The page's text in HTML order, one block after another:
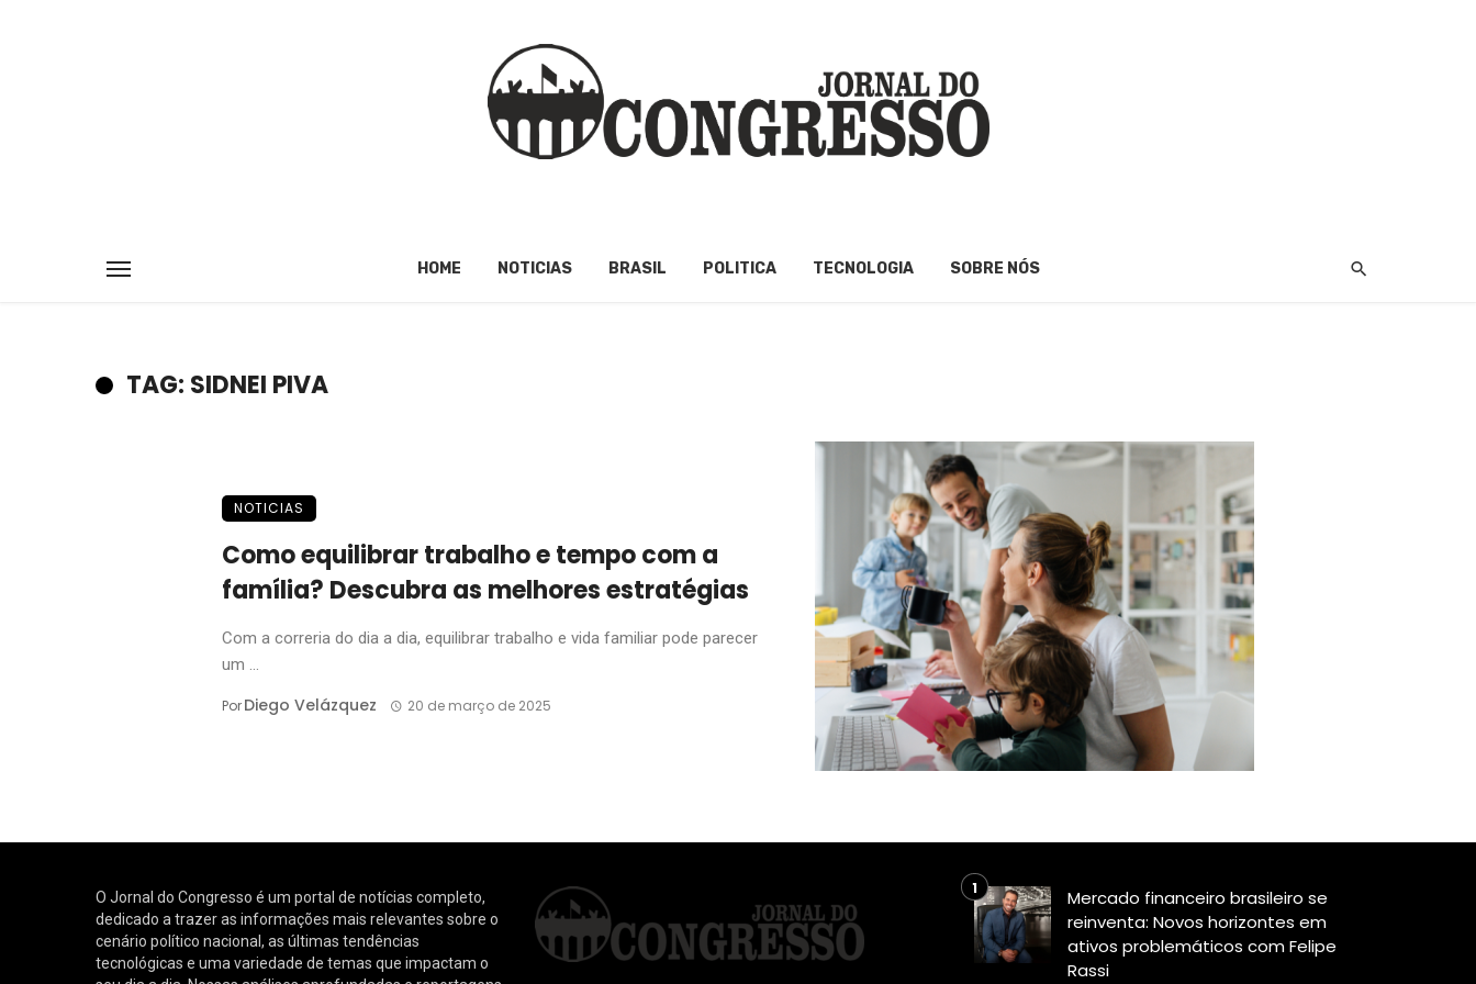
HOME NOTICIAS BRASIL POLITICA TECNOLOGIA SOBRE NÓS
TAG: SIDNEI PIVA
NOTICIAS
Como equilibrar trabalho e tempo com a
família? Descubra as melhores estratégias
Com a correria do dia a dia, equilibrar trabalho e vida familiar pode parecer
um ...
PorDiego Velázquez 20 de março de 2025
O Jornal do Congresso é um portal de notícias completo,
dedicado a trazer as informações mais relevantes sobre o
cenário político nacional, as últimas tendências
tecnológicas e uma variedade de temas que impactam o
Mercado financeiro brasileiro se
reinventa: Novos horizontes em
ativos problemáticos com Felipe
Rassi